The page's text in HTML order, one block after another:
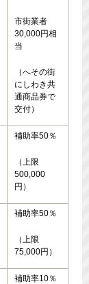
市街業者
30,000円相
当
（へその街
にしわき共
通商品券で
交付）
補助率50％
（上限
500,000
円）
補助率50％
（上限
75,000円）
補助率10％